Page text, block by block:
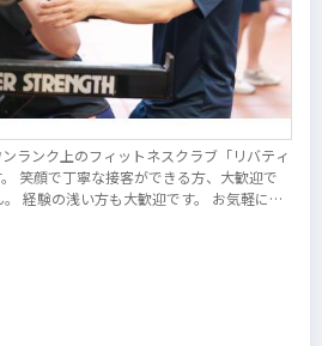
ランク上のフィットネスクラブ「リバティ
笑顔で丁寧な接客ができる方、大歓迎で
経験の浅い方も大歓迎です。 お気軽にご